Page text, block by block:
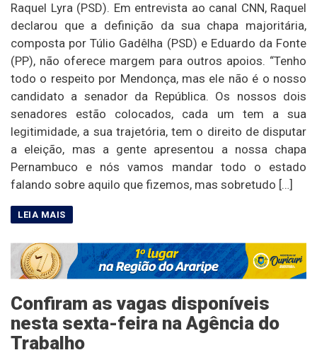
Raquel Lyra (PSD). Em entrevista ao canal CNN, Raquel
declarou que a definição da sua chapa majoritária,
composta por Túlio Gadêlha (PSD) e Eduardo da Fonte
(PP), não oferece margem para outros apoios. “Tenho
todo o respeito por Mendonça, mas ele não é o nosso
candidato a senador da República. Os nossos dois
senadores estão colocados, cada um tem a sua
legitimidade, a sua trajetória, tem o direito de disputar
a eleição, mas a gente apresentou a nossa chapa
Pernambuco e nós vamos mandar todo o estado
falando sobre aquilo que fizemos, mas sobretudo […]
Confiram as vagas disponíveis
nesta sexta-feira na Agência do
Trabalho